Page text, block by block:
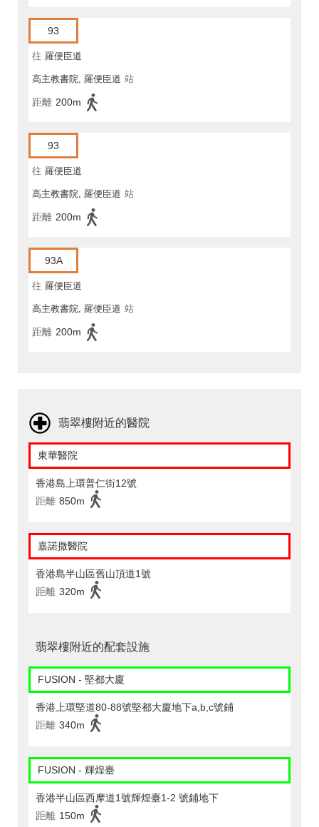
93
往 羅便臣道
高主教書院, 羅便臣道 站
距離 200m
93
往 羅便臣道
高主教書院, 羅便臣道 站
距離 200m
93A
往 羅便臣道
高主教書院, 羅便臣道 站
距離 200m
翡翠樓附近的醫院
東華醫院
香港島上環普仁街12號
距離 850m
嘉諾撒醫院
香港島半山區舊山頂道1號
距離 320m
翡翠樓附近的配套設施
FUSION - 堅都大廈
香港上環堅道80-88號堅都大廈地下a,b,c號鋪
距離 340m
FUSION - 輝煌臺
香港半山區西摩道1號輝煌臺1-2 號鋪地下
距離 150m